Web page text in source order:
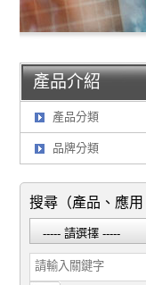
產品介紹
產品分類
品牌分類
搜尋（產品、應用